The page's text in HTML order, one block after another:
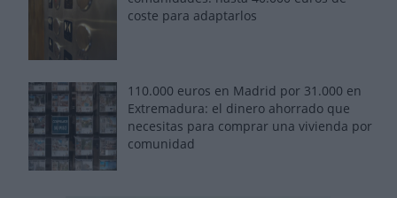
coste para adaptarlos
110.000 euros en Madrid por 31.000 en
Extremadura: el dinero ahorrado que
necesitas para comprar una vivienda por
comunidad